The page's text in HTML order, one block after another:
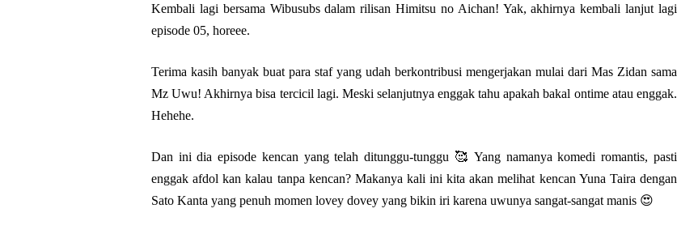
Kembali lagi bersama Wibusubs dalam rilisan Himitsu no Aichan! Yak, akhirnya kembali lanjut lagi
episode 05, horeee.
Terima kasih banyak buat para staf yang udah berkontribusi mengerjakan mulai dari Mas Zidan sama
Mz Uwu! Akhirnya bisa tercicil lagi. Meski selanjutnya enggak tahu apakah bakal ontime atau enggak.
Hehehe.
Dan ini dia episode kencan yang telah ditunggu-tunggu 🥰 Yang namanya komedi romantis, pasti
enggak afdol kan kalau tanpa kencan? Makanya kali ini kita akan melihat kencan Yuna Taira dengan
Sato Kanta yang penuh momen lovey dovey yang bikin iri karena uwunya sangat-sangat manis 😍